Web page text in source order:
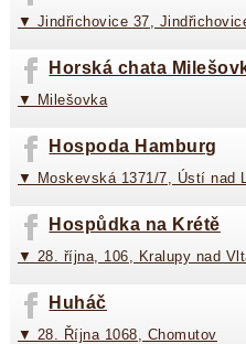
▼ Jindřichovice 37,
Horská chata
▼ Milešovka
Hospoda Hamburg
▼ Moskevská 1371/7, Ústí nad
Hospůdka na Krétě
▼ 28. října, 106, Kralupy nad
Huháč
▼ 28. Října 1068, Chomutov